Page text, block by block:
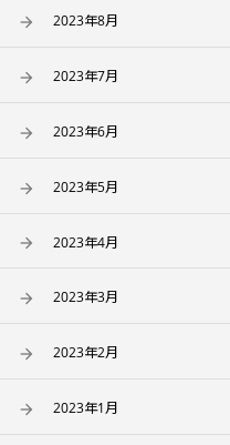
2023年8月
2023年7月
2023年6月
2023年5月
2023年4月
2023年3月
2023年2月
2023年1月